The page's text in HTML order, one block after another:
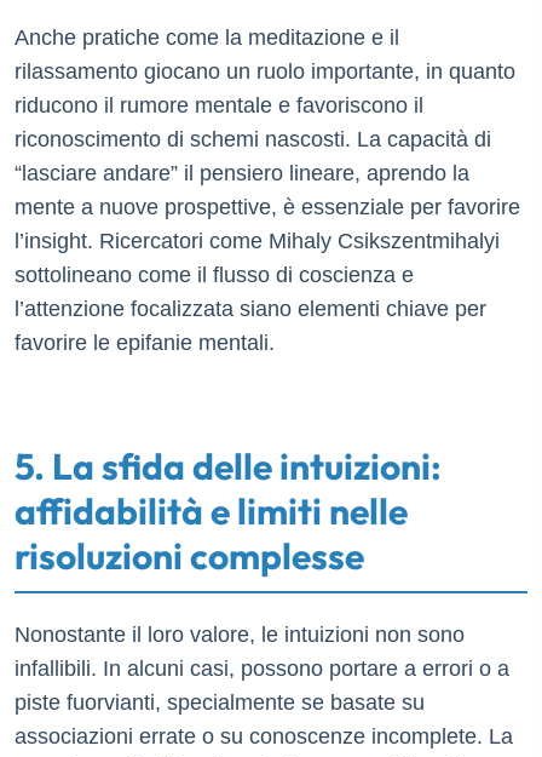
Anche pratiche come la meditazione e il
rilassamento giocano un ruolo importante, in quanto
riducono il rumore mentale e favoriscono il
riconoscimento di schemi nascosti. La capacità di
“lasciare andare” il pensiero lineare, aprendo la
mente a nuove prospettive, è essenziale per favorire
l’insight. Ricercatori come Mihaly Csikszentmihalyi
sottolineano come il flusso di coscienza e
l’attenzione focalizzata siano elementi chiave per
favorire le epifanie mentali.
5. La sfida delle intuizioni:
affidabilità e limiti nelle
risoluzioni complesse
Nonostante il loro valore, le intuizioni non sono
infallibili. In alcuni casi, possono portare a errori o a
piste fuorvianti, specialmente se basate su
associazioni errate o su conoscenze incomplete. La